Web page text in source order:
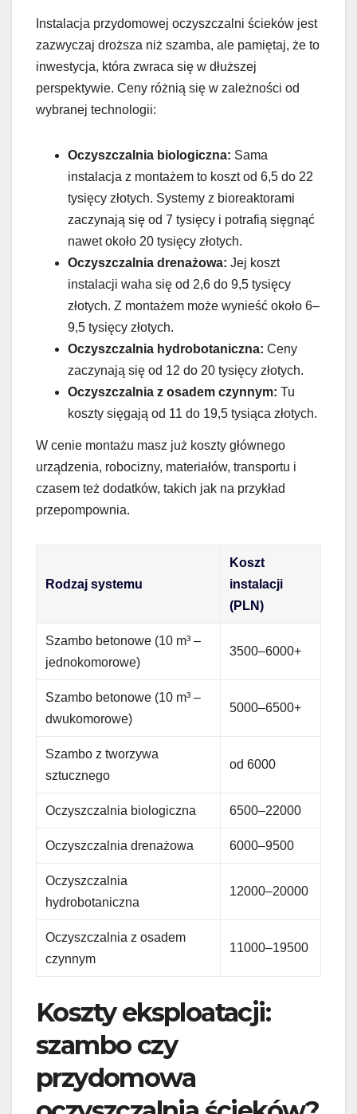
Instalacja przydomowej oczyszczalni ścieków jest
zazwyczaj droższa niż szamba, ale pamiętaj, że to
inwestycja, która zwraca się w dłuższej
perspektywie. Ceny różnią się w zależności od
wybranej technologii:
Oczyszczalnia biologiczna: Sama
instalacja z montażem to koszt od 6,5 do 22
tysięcy złotych. Systemy z bioreaktorami
zaczynają się od 7 tysięcy i potrafią sięgnąć
nawet około 20 tysięcy złotych.
Oczyszczalnia drenażowa: Jej koszt
instalacji waha się od 2,6 do 9,5 tysięcy
złotych. Z montażem może wynieść około 6–
9,5 tysięcy złotych.
Oczyszczalnia hydrobotaniczna: Ceny
zaczynają się od 12 do 20 tysięcy złotych.
Oczyszczalnia z osadem czynnym: Tu
koszty sięgają od 11 do 19,5 tysiąca złotych.
W cenie montażu masz już koszty głównego
urządzenia, robocizny, materiałów, transportu i
czasem też dodatków, takich jak na przykład
przepompownia.
Rodzaj systemu
Koszt
instalacji
(PLN)
Szambo betonowe (10 m³ –
jednokomorowe)
3500–6000+
Szambo betonowe (10 m³ –
dwukomorowe)
5000–6500+
Szambo z tworzywa
sztucznego
od 6000
Oczyszczalnia biologiczna 6500–22000
Oczyszczalnia drenażowa 6000–9500
Oczyszczalnia
hydrobotaniczna
12000–20000
Oczyszczalnia z osadem
czynnym
11000–19500
Koszty eksploatacji:
szambo czy
przydomowa